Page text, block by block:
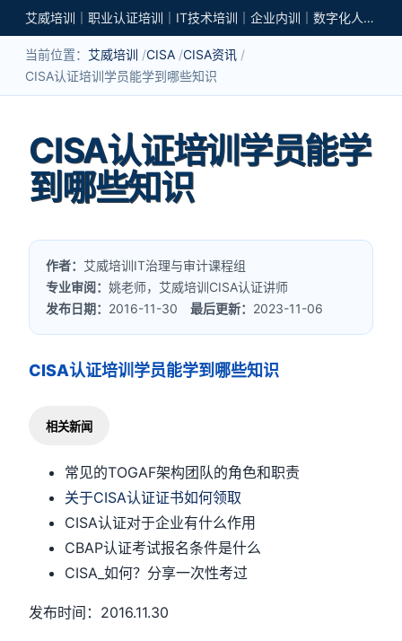
艾威培训｜职业认证培训｜IT技术培训｜企业内训｜数字化人才培养
当前位置： 艾威培训 CISA CISA资讯
CISA认证培训学员能学到哪些知识
CISA认证培训学员能学
到哪些知识
作者： 艾威培训IT治理与审计课程组
专业审阅：姚老师，艾威培训CISA认证讲师
发布日期： 2016-11-30最后更新： 2023-11-06
CISA认证培训学员能学到哪些知识
相关新闻
常见的TOGAF架构团队的角色和职责
关于CISA认证证书如何领取
CISA认证对于企业有什么作用
CBAP认证考试报名条件是什么
CISA_如何？分享一次性考过
发布时间：2016.11.30